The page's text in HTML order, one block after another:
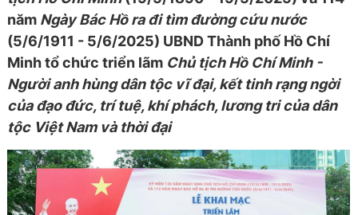
năm Ngày Bác Hồ ra đi tìm đường cứu nước
(5/6/1911 - 5/6/2025) UBND Thành phố Hồ Chí
Minh tổ chức triển lãm Chủ tịch Hồ Chí Minh -
Người anh hùng dân tộc vĩ đại, kết tinh rạng ngời
của đạo đức, trí tuệ, khí phách, lương tri của dân
tộc Việt Nam và thời đại